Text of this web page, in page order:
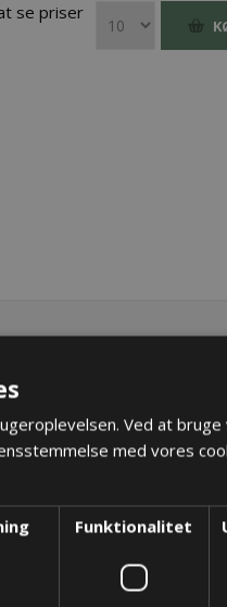
se priser
Ved at
med vores
Funktionalitet